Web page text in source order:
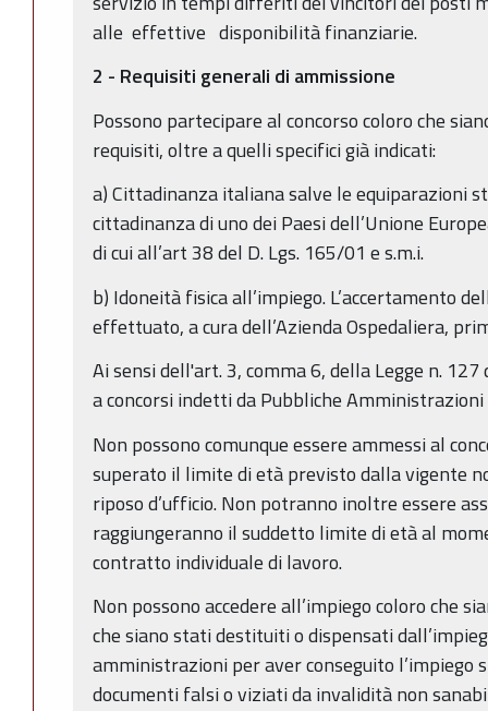
alle effettive disponibilità finanziarie.
2 - Requisiti generali di ammissione
Possono partecipare al concorso coloro che
requisiti, oltre a quelli specifici già indicati:
a) Cittadinanza italiana salve le equiparazioni
cittadinanza di uno dei Paesi dell’Unione
di cui all’art 38 del D. Lgs. 165/01 e s.m.i.
b) Idoneità fisica all’impiego. L’accertamento
effettuato, a cura dell’Azienda Ospedaliera,
Ai sensi dell'art. 3, comma 6, della Legge n.
a concorsi indetti da Pubbliche
Non possono comunque essere ammessi al
superato il limite di età previsto dalla vigente
riposo d’ufficio. Non potranno inoltre essere
raggiungeranno il suddetto limite di età al
contratto individuale di lavoro.
Non possono accedere all’impiego coloro che
che siano stati destituiti o dispensati
amministrazioni per aver conseguito l’impiego
documenti falsi o viziati da invalidità non